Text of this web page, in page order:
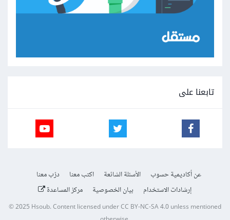
تابعنا على
عن أكاديمية حسوب الأسئلة الشائعة اكتب معنا
درّب معنا
إرشادات الاستخدام
بيان الخصوصية مركز المساعدة
© 2025Hsoub.Content licensed underCC BY-NC-SA 4.0unless mentioned